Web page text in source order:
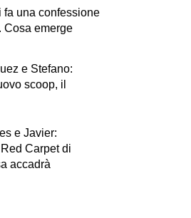
fa una confessione
Cosa emerge
e Stefano:
scoop, il
e Javier:
Carpet di
accadrà